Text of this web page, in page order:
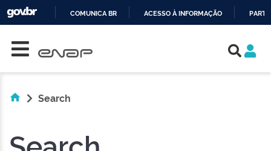
COMUNICA BR ACESSO À INFORMAÇÃO
Search